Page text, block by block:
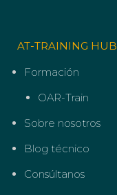
AT-TRAINING HUB
Formación
OAR-Train
Sobre nosotros
Blog técnico
Consúltanos